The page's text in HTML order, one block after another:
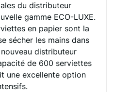
du distributeur
gamme ECO-LUXE.
en papier sont la
sécher les mains dans
distributeur
de 600 serviettes
une excellente option